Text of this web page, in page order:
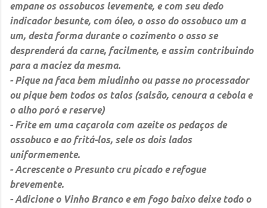
empane os ossobucos levemente, e com seu dedo
indicador besunte, com óleo, o osso do ossobuco um a
um, desta forma durante o cozimento o osso se
desprenderá da carne, facilmente, e assim contribuindo
para a maciez da mesma.
- Pique na faca bem miudinho ou passe no processador
ou pique bem todos os talos (salsão, cenoura a cebola e
o alho poró e reserve)
- Frite em uma caçarola com azeite os pedaços de
ossobuco e ao fritá-los, sele os dois lados
uniformemente.
- Acrescente o Presunto cru picado e refogue
brevemente.
- Adicione o Vinho Branco e em fogo baixo deixe todo o